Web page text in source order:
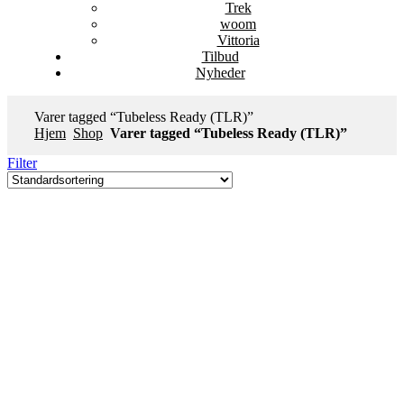
Trek
woom
Vittoria
Tilbud
Nyheder
Varer tagged “Tubeless Ready (TLR)”
Hjem Shop Varer tagged “Tubeless Ready (TLR)”
Filter